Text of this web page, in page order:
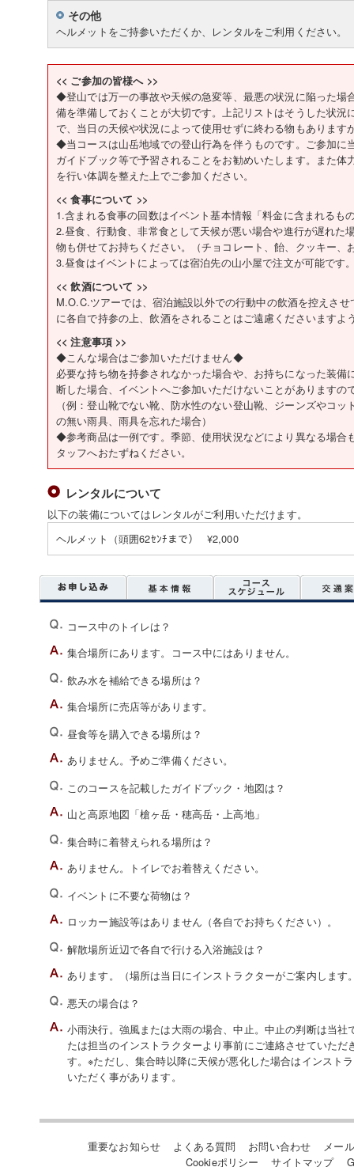
その他
ヘルメットをご持参いただくか、レンタルをご利用ください。
<< ご参加の皆様へ >>
◆登山では万一の事故や天候の急変等、最悪の状況に陥った場
備を準備しておくことが大切です。上記リストはそうした状況
で、当日の天候や状況によって使用せずに終わる物もあります
◆当コースは山岳地域での登山行為を伴うものです。ご参加に
ガイドブック等で予習されることをお勧めいたします。また
を行い体調を整えた上でご参加ください。
<< 食事について >>
1.含まれる食事の回数はイベント基本情報「料金に含まれるも
2.昼食、行動食、非常食として天候が悪い場合や進行が遅れた
物も併せてお持ちください。（チョコレート、飴、クッキー
3.昼食はイベントによっては宿泊先の山小屋で注文が可能です
<< 飲酒について >>
M.O.C.ツアーでは、宿泊施設以外での行動中の飲酒を控えさ
に各自で持参の上、飲酒をされることはご遠慮くださいますよ
<< 注意事項 >>
◆こんな場合はご参加いただけません◆
必要な持ち物を持参されなかった場合や、お持ちになった装
断した場合、イベントへご参加いただけないことがありますの
（例：登山靴でない靴、防水性のない登山靴、ジーンズやコ
の無い雨具、雨具を忘れた場合）
◆参考商品は一例です。季節、使用状況などにより異なる場合
タッフへおたずねください。
レンタルについて
以下の装備についてはレンタルがご利用いただけます。
ヘルメット（頭囲62ｾﾝﾁまで） ¥2,000
コース中のトイレは？
集合場所にあります。コース中にはありません。
飲み水を補給できる場所は？
集合場所に売店等があります。
昼食等を購入できる場所は？
ありません。予めご準備ください。
このコースを記載したガイドブック・地図は？
山と高原地図「槍ヶ岳・穂高岳・上高地」
集合時に着替えられる場所は？
ありません。トイレでお着替えください。
イベントに不要な荷物は？
ロッカー施設等はありません（各自でお持ちください）。
解散場所近辺で各自で行ける入浴施設は？
あります。（場所は当日にインストラクターがご案内します
悪天の場合は？
小雨決行。強風または大雨の場合、中止。中止の判断は当
たは担当のインストラクターより事前にご連絡させていた
す。※ただし、集合時以降に天候が悪化した場合はインスト
いただく事があります。
重要なお知らせ よくある質問 お問い合わせ
メー
Cookieポリシー
サイトマップ